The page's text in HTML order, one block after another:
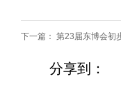
下一篇： 第23届东博会初
分享到：